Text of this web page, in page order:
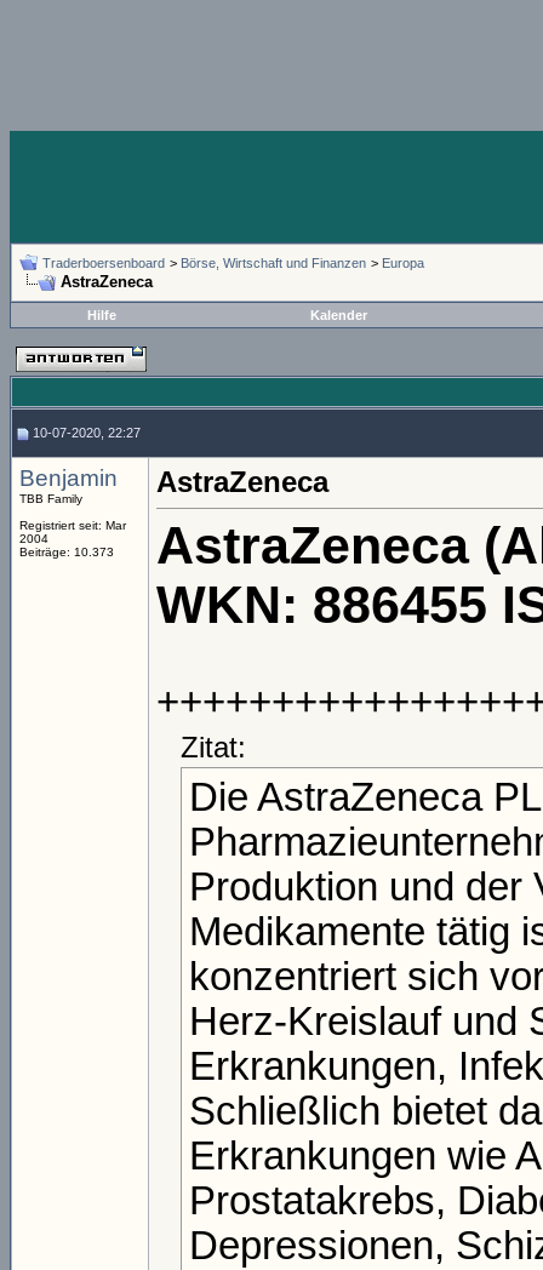
Traderboersenboard > Börse, Wirtschaft und Finanzen > Europa
AstraZeneca
Hilfe Kalender
10-07-2020, 22:27
Benjamin
TBB Family
Registriert seit: Mar
2004
Beiträge: 10.373
AstraZeneca
AstraZeneca
WKN: 886455
Zitat:
Die AstraZeneca
Produktion und der
Medikamente tätig
konzentriert sich
Herz-Kreislauf und
Erkrankungen,
Schließlich bietet
Erkrankungen wie
Prostatakrebs,
Depressionen,